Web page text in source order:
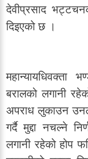
देवीप्रसाद
दिइएको छ ।
महान्यायधिवक्ता
बरालको लगानी
अपराध लुकाउन उनले
गर्दै मुद्दा नचल्ने
लगानी रहेको होप